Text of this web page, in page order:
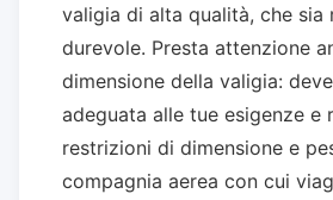
valigia di alta qualità, che sia
durevole. Presta attenzione
dimensione della valigia:
adeguata alle tue esigenze e
restrizioni di dimensione e
compagnia aerea con cui